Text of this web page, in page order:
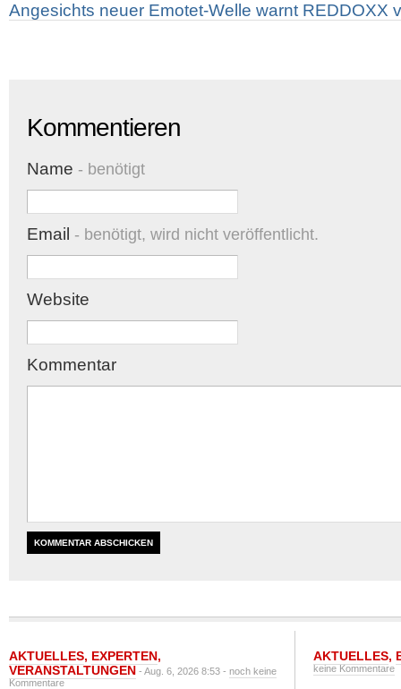
Angesichts neuer Emotet-Welle warnt REDDOXX
Kommentieren
Name - benötigt
Email - benötigt, wird nicht veröffentlicht.
Website
Kommentar
AKTUELLES, EXPERTEN,
VERANSTALTUNGEN - Aug. 6, 2026 8:53 - noch keine
Kommentare
AKTUELLES,
keine Kommentare